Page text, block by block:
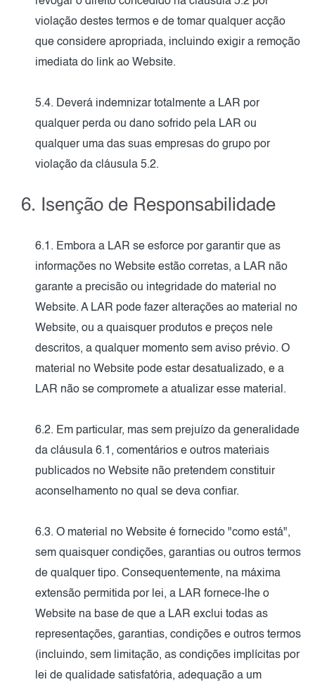
violação destes termos e de tomar qualquer acção
que considere apropriada, incluindo exigir a remoção
imediata do link ao Website.
5.4. Deverá indemnizar totalmente a LAR por
qualquer perda ou dano sofrido pela LAR ou
qualquer uma das suas empresas do grupo por
violação da cláusula 5.2.
6. Isenção de Responsabilidade
6.1. Embora a LAR se esforce por garantir que as
informações no Website estão corretas, a LAR não
garante a precisão ou integridade do material no
Website. A LAR pode fazer alterações ao material no
Website, ou a quaisquer produtos e preços nele
descritos, a qualquer momento sem aviso prévio. O
material no Website pode estar desatualizado, e a
LAR não se compromete a atualizar esse material.
6.2. Em particular, mas sem prejuízo da generalidade
da cláusula 6.1, comentários e outros materiais
publicados no Website não pretendem constituir
aconselhamento no qual se deva confiar.
6.3. O material no Website é fornecido "como está",
sem quaisquer condições, garantias ou outros termos
de qualquer tipo. Consequentemente, na máxima
extensão permitida por lei, a LAR fornece-lhe o
Website na base de que a LAR exclui todas as
representações, garantias, condições e outros termos
(incluindo, sem limitação, as condições implícitas por
lei de qualidade satisfatória, adequação a um